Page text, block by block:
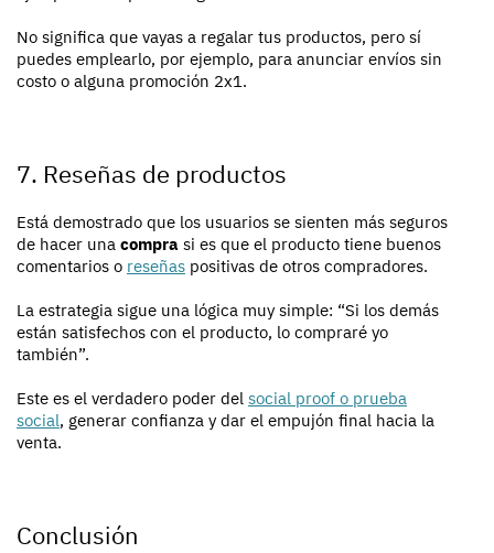
No significa que vayas a regalar tus productos, pero sí
puedes emplearlo, por ejemplo, para anunciar envíos sin
costo o alguna promoción 2x1.
7. Reseñas de productos
Está demostrado que los usuarios se sienten más seguros
de hacer una compra si es que el producto tiene buenos
comentarios o reseñas positivas de otros compradores.
La estrategia sigue una lógica muy simple: “Si los demás
están satisfechos con el producto, lo compraré yo
también”.
Este es el verdadero poder del social proof o prueba
social, generar confianza y dar el empujón final hacia la
venta.
Conclusión